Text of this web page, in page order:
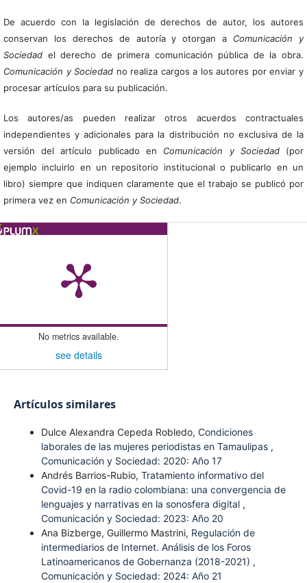
De acuerdo con la legislación de derechos de autor, los autores
conservan los derechos de autoría y otorgan a Comunicación y
Sociedadel derecho de primera comunicación pública de la obra.
Comunicación y Sociedad no realiza cargos a los autores por enviar y
procesar artículos para su publicación.
Los autores/as pueden realizar otros acuerdos contractuales
independientes y adicionales para la distribución no exclusiva de la
versión del artículo publicado en Comunicación y Sociedad(por
ejemplo incluirlo en un repositorio institucional o publicarlo en un
libro) siempre que indiquen claramente que el trabajo se publicó por
primera vez en Comunicación y Sociedad.
No metrics available.
see details
Artículos similares
Dulce Alexandra Cepeda Robledo, Condiciones
laborales de las mujeres periodistas en Tamaulipas ,
Comunicación y Sociedad: 2020: Año 17
Andrés Barrios-Rubio, Tratamiento informativo del
Covid-19 en la radio colombiana: una convergencia de
lenguajes y narrativas en la sonosfera digital ,
Comunicación y Sociedad: 2023: Año 20
Ana Bizberge, Guillermo Mastrini, Regulación de
intermediarios de Internet. Análisis de los Foros
Latinoamericanos de Gobernanza (2018-2021) ,
Comunicación y Sociedad: 2024: Año 21